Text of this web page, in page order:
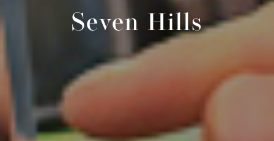
Seven Hills